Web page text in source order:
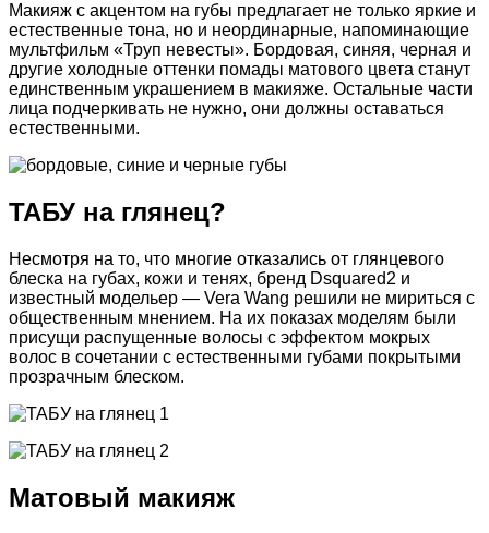
Макияж с акцентом на губы предлагает не только яркие и
естественные тона, но и неординарные, напоминающие
мультфильм «Труп невесты». Бордовая, синяя, черная и
другие холодные оттенки помады матового цвета станут
единственным украшением в макияже. Остальные части
лица подчеркивать не нужно, они должны оставаться
естественными.
ТАБУ на глянец?
Несмотря на то, что многие отказались от глянцевого
блеска на губах, кожи и тенях, бренд Dsquared2 и
известный модельер — Vera Wang решили не мириться с
общественным мнением. На их показах моделям были
присущи распущенные волосы с эффектом мокрых
волос в сочетании с естественными губами покрытыми
прозрачным блеском.
Матовый макияж